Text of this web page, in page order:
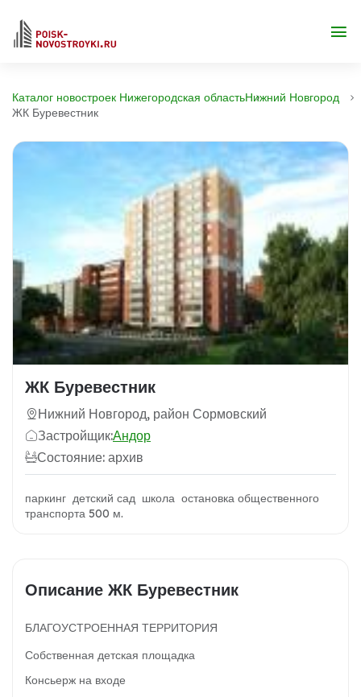
Каталог новостроек Нижегородская областьНижний Новгород
ЖК Буревестник
ЖК Буревестник
Нижний Новгород, район Сормовский
Застройщик:Андор
Состояние: архив
паркинг детский сад школа остановка общественного
транспорта 500 м.
Описание ЖК Буревестник
БЛАГОУСТРОЕННАЯ ТЕРРИТОРИЯ
Собственная детская площадка
Консьерж на входе